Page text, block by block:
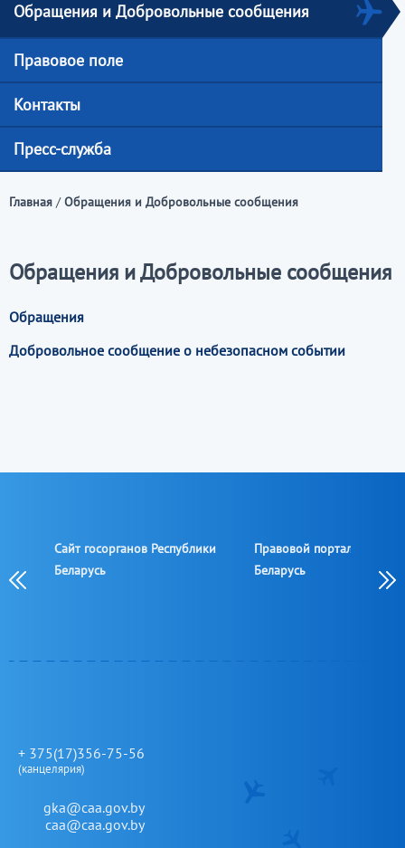
Обращения и Добровольные сообщения
Правовое поле
Контакты
Пресс-служба
Главная / Обращения и Добровольные сообщения
Обращения и Добровольные сообщения
Обращения
Добровольное сообщение о небезопасном событии
Сайт госорганов Республики
Беларусь
Правовой портал
Беларусь
+ 375(17)356-75-56
(канцелярия)
gka@caa.gov.by
caa@caa.gov.by